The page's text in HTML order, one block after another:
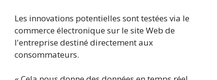
Les innovations potentielles sont testées via le
commerce électronique sur le site Web de
l'entreprise destiné directement aux
consommateurs.